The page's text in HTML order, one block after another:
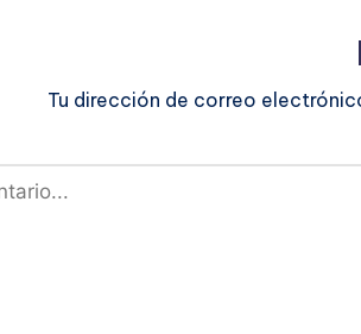
Tu dirección de correo